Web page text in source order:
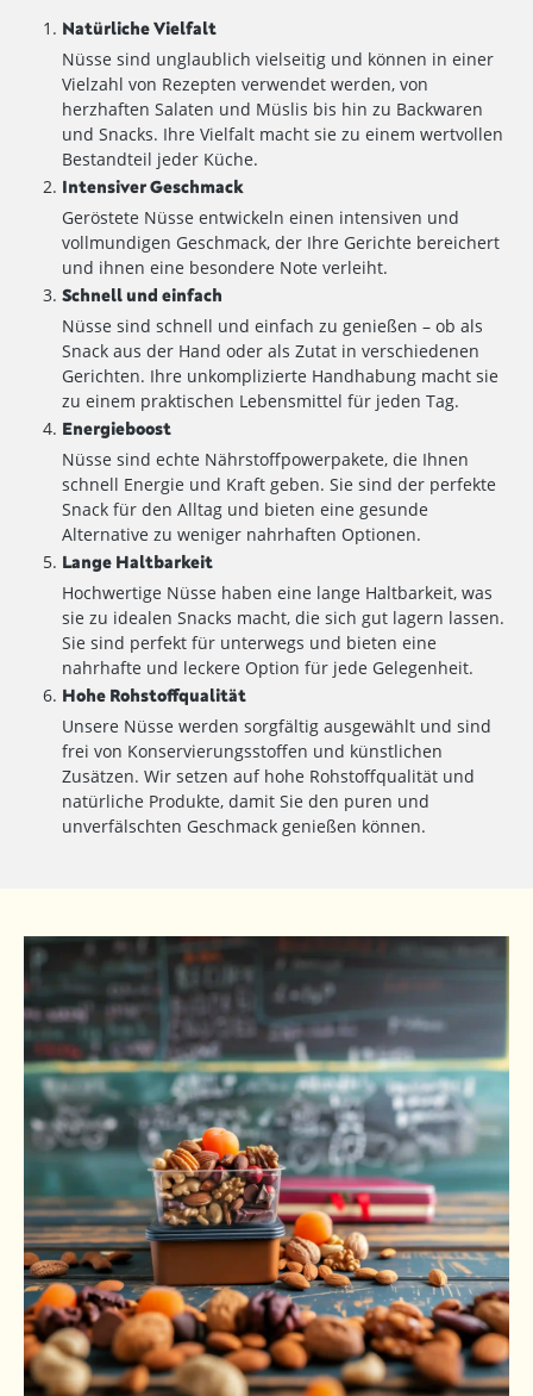
Natürliche Vielfalt
Nüsse sind unglaublich vielseitig und können in einer
Vielzahl von Rezepten verwendet werden, von
herzhaften Salaten und Müslis bis hin zu Backwaren
und Snacks. Ihre Vielfalt macht sie zu einem wertvollen
Bestandteil jeder Küche.
Intensiver Geschmack
Geröstete Nüsse entwickeln einen intensiven und
vollmundigen Geschmack, der Ihre Gerichte bereichert
und ihnen eine besondere Note verleiht.
Schnell und einfach
Nüsse sind schnell und einfach zu genießen – ob als
Snack aus der Hand oder als Zutat in verschiedenen
Gerichten. Ihre unkomplizierte Handhabung macht sie
zu einem praktischen Lebensmittel für jeden Tag.
Energieboost
Nüsse sind echte Nährstoffpowerpakete, die Ihnen
schnell Energie und Kraft geben. Sie sind der perfekte
Snack für den Alltag und bieten eine gesunde
Alternative zu weniger nahrhaften Optionen.
Lange Haltbarkeit
Hochwertige Nüsse haben eine lange Haltbarkeit, was
sie zu idealen Snacks macht, die sich gut lagern lassen.
Sie sind perfekt für unterwegs und bieten eine
nahrhafte und leckere Option für jede Gelegenheit.
Hohe Rohstoffqualität
Unsere Nüsse werden sorgfältig ausgewählt und sind
frei von Konservierungsstoffen und künstlichen
Zusätzen. Wir setzen auf hohe Rohstoffqualität und
natürliche Produkte, damit Sie den puren und
unverfälschten Geschmack genießen können.